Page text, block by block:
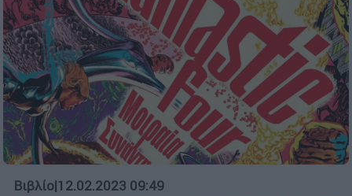
Βιβλίο|12.02.2023 09:49